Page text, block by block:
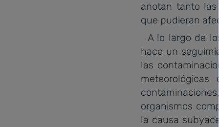
anotan tanto
que pudieran
A lo largo de
hace un
las
organismos
la causa